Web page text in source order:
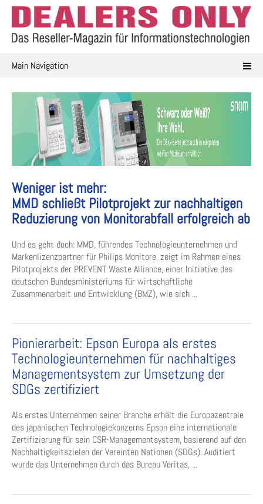
Skip
content
Main Navigation
Weniger ist mehr:
MMD schließt Pilotprojekt zur nachhaltigen
Reduzierung von Monitorabfall erfolgreich ab
Und es geht doch: MMD, führendes Technologieunternehmen und
Markenlizenzpartner für Philips Monitore, zeigt im Rahmen eines
Pilotprojekts der PREVENT Waste Alliance, einer Initiative des
deutschen Bundesministeriums für wirtschaftliche
Zusammenarbeit und Entwicklung (BMZ), wie sich ...
Pionierarbeit: Epson Europa als erstes
Technologieunternehmen für nachhaltiges
Managementsystem zur Umsetzung der
SDGs zertifiziert
Als erstes Unternehmen seiner Branche erhält die Europazentrale
des japanischen Technologiekonzerns Epson eine internationale
Zertifizierung für sein CSR-Managementsystem, basierend auf den
Nachhaltigkeitszielen der Vereinten Nationen (SDGs). Auditiert
wurde das Unternehmen durch das Bureau Veritas, ...